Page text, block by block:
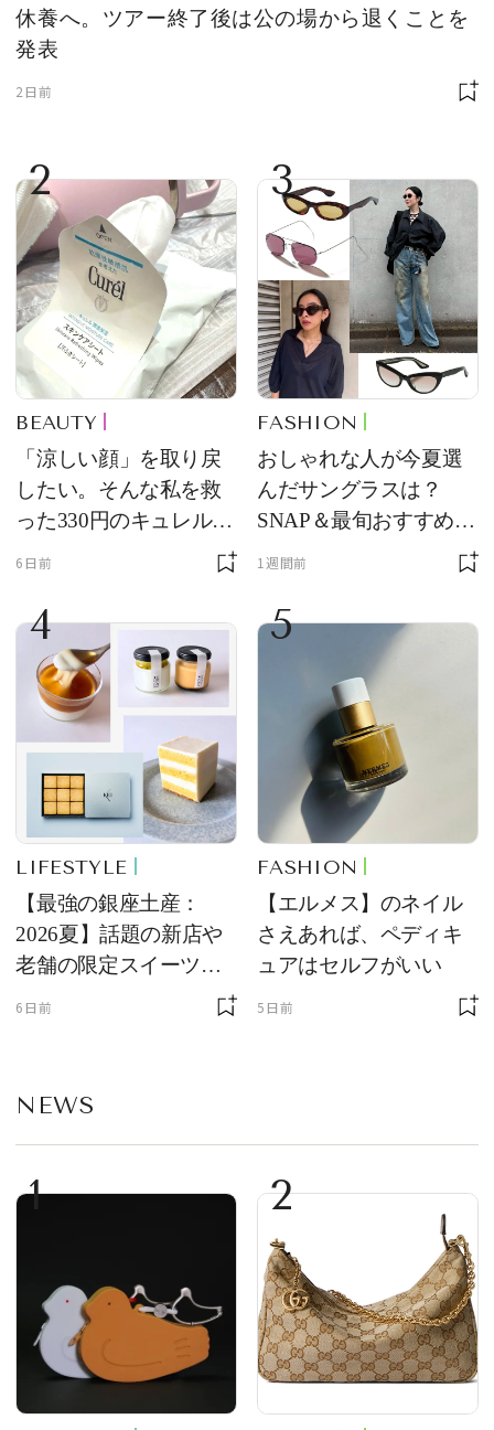
休養へ。ツアー終了後は公の場から退くことを
発表
2日前
2
BEAUTY
「涼しい顔」を取り戻
したい。そんな私を救
った330円のキュレル名
6日前
3
FASHION
おしゃれな人が今夏選
んだサングラスは？
SNAP＆最旬おすすめサ
1週間前
4
LIFESTYLE
【最強の銀座土産：
2026夏】話題の新店や
老舗の限定スイーツを
ゲット【＃SPURおやつ
6日前
5
FASHION
【エルメス】のネイル
さえあれば、ペディキ
ュアはセルフがいい
5日前
NEWS
1 2